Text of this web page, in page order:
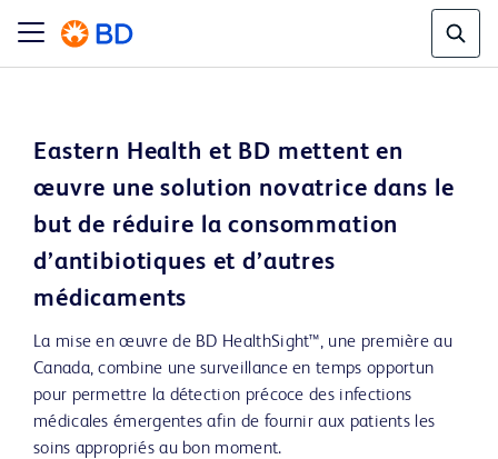
Eastern Health et BD mettent en
œuvre une solution novatrice dans le
but de réduire la consommation
d’antibiotiques et d’autres
médicaments
La mise en œuvre de BD HealthSight™, une première au
Canada, combine une surveillance en temps opportun
pour permettre la détection précoce des infections
médicales émergentes afin de fournir aux patients les
soins appropriés au bon moment.